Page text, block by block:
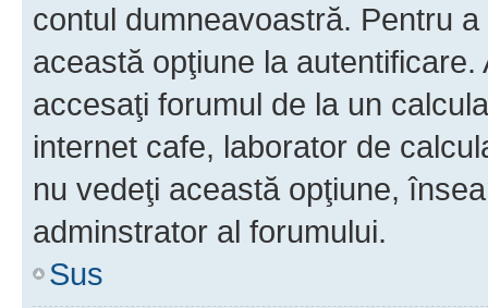
contul dumneavoastră. Pentru
această opţiune la
accesaţi forumul de la un
internet cafe, laborator de
nu vedeţi această opţiune,
adminstrator al forumului.
Sus